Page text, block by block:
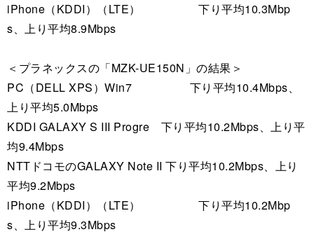
iPhone（KDDI）（LTE） 下り平均10.3Mbp
s、上り平均8.9Mbps
＜プラネックスの「MZK-UE150N」の結果＞
PC（DELL XPS）Win7 下り平均10.4Mbps、
上り平均5.0Mbps
KDDI GALAXY S III Progre 下り平均10.2Mbps、上り平
均9.4Mbps
NTTドコモのGALAXY Note II 下り平均10.2Mbps、上り
平均9.2Mbps
iPhone（KDDI）（LTE） 下り平均10.2Mbp
s、上り平均9.3Mbps